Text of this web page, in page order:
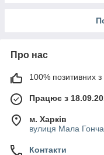
Про нас
100% позитивних з
Працює з
м. Харків
вулиця Мала
Контакти